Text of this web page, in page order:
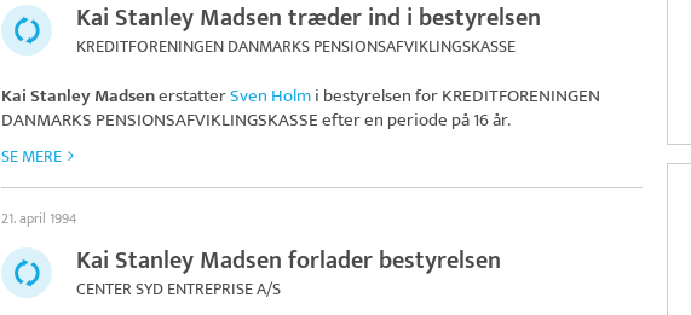
Kai Stanley Madsen træder ind i bestyrelsen
KREDITFORENINGEN DANMARKS PENSIONSAFVIKLINGSKASSE
Kai Stanley MadsenerstatterSven Holmi bestyrelsen forKREDITFORENINGEN
DANMARKS PENSIONSAFVIKLINGSKASSEefter en periode på 16 år.
SE MERE
21. april 1994
Kai Stanley Madsen forlader bestyrelsen
CENTER SYD ENTREPRISE A/S